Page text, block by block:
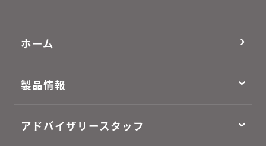
ホーム
製品情報
アドバイザリースタッフ